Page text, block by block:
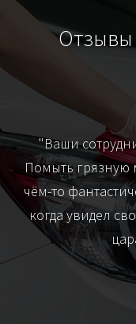
"Ваши
Помыть грязную
чём-то
когда увидел